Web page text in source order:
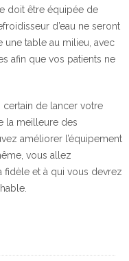
doit être équipée de
d’eau ne seront
une table au milieu, avec
afin que vos patients ne
certain de lancer votre
la meilleure des
améliorer l’équipement
vous allez
et à qui vous devrez